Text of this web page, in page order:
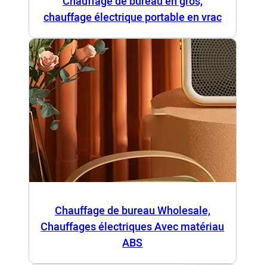
chauffage électrique portable en vrac
Chauffage de bureau Wholesale,
Chauffages électriques Avec matériau
ABS